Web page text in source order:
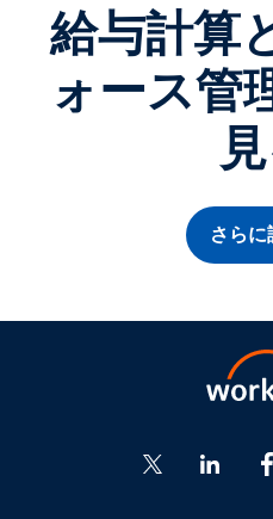
給与計算
ォース管
さらに